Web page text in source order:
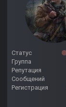
Статус
Группа
Репутация
Сообщений
Регистрация